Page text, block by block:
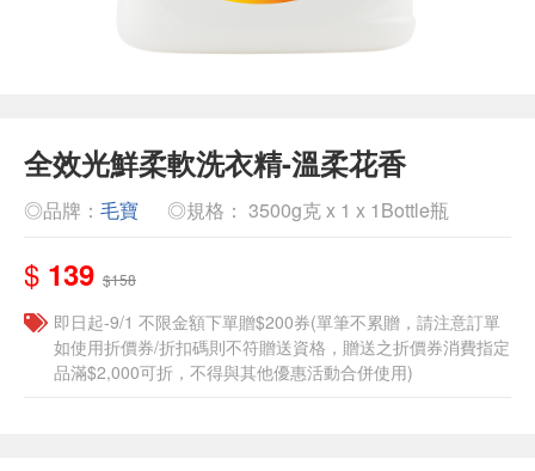
全效光鮮柔軟洗衣精-溫柔花香
◎品牌： 毛寶 ◎規格： 3500g克 x 1 x 1Bottle瓶
$ 139 $158
即日起-9/1 不限金額下單贈$200券(單筆不累贈，請注意訂單
如使用折價券/折扣碼則不符贈送資格，贈送之折價券消費指定
品滿$2,000可折，不得與其他優惠活動合併使用)